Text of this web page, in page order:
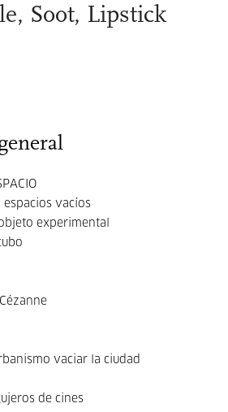
Soot, Lipstick
espacios vacíos
experimental
vaciar la ciudad
de cines